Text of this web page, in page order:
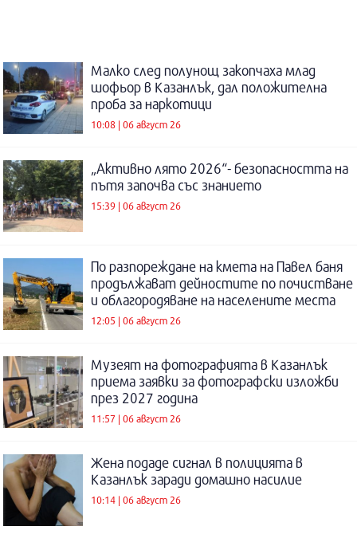
Малко след полунощ закопчаха млад
шофьор в Казанлък, дал положителна
проба за наркотици
10:08 | 06 август 26
„Активно лято 2026“- безопасността на
пътя започва със знанието
15:39 | 06 август 26
По разпореждане на кмета на Павел баня
продължават дейностите по почистване
и облагородяване на населените места
12:05 | 06 август 26
Музеят на фотографията в Казанлък
приема заявки за фотографски изложби
през 2027 година
11:57 | 06 август 26
Жена подаде сигнал в полицията в
Казанлък заради домашно насилие
10:14 | 06 август 26